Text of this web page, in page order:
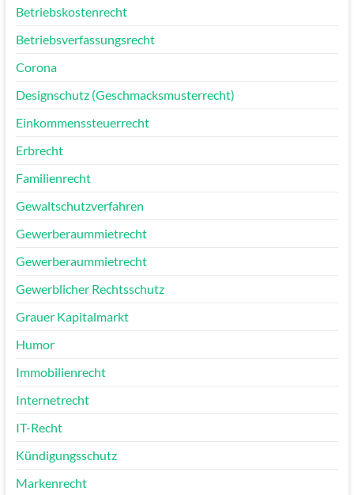
Betriebskostenrecht
Betriebsverfassungsrecht
Corona
Designschutz (Geschmacksmusterrecht)
Einkommenssteuerrecht
Erbrecht
Familienrecht
Gewaltschutzverfahren
Gewerberaummietrecht
Gewerberaummietrecht
Gewerblicher Rechtsschutz
Grauer Kapitalmarkt
Humor
Immobilienrecht
Internetrecht
IT-Recht
Kündigungsschutz
Markenrecht